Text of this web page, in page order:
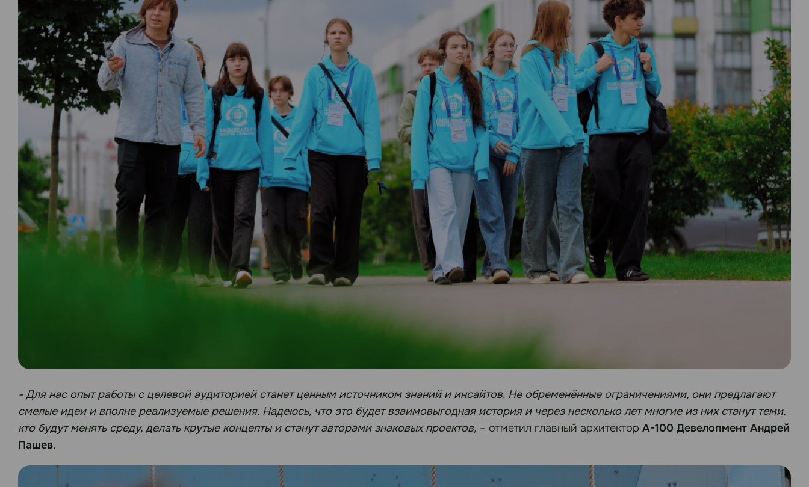
- Для нас опыт работы с целевой аудиторией станет ценным источником знаний и инсайтов. Не обременённые ограничениями, они предлагают
смелые идеи и вполне реализуемые решения. Надеюсь, что это будет взаимовыгодная история и через несколько лет многие из них станут теми,
кто будут менять среду, делать крутые концепты и станут авторами знаковых проектов, – отметил главный архитектор А-100 Девелопмент Андрей
Пашев.